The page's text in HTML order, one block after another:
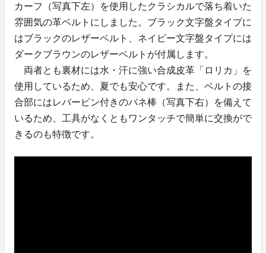
カーフ（写真下左）を使用したクラシカルで落ち着いた
雰囲気の革ベルトにしました。ブラック文字盤タイプに
はブラックのレザーベルト、ネイビー文字盤タイプには
ダークブラウンのレザーベルトが付属します。
両者とも裏材には水・汗に強い合成皮革「ロリカ」を
使用しているため、夏でも安心です。また、ベルトの接
合部にはレバーピン付きのバネ棒（写真下右）を備えて
いるため、工具がなくともワンタッチで簡単に交換がで
きるのも特徴です。